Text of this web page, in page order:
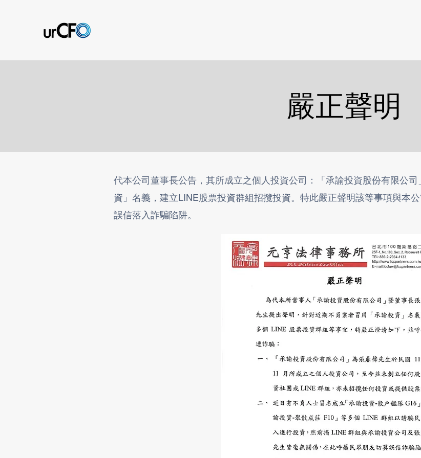
嚴正聲明
代本公司董事長公告，其所成立之個人投資公司：「承諭投資股份有限公
資」名義，建立LINE股票投資群組招攬投資。特此嚴正聲明該等事項與本
誤信落入詐騙陷阱。